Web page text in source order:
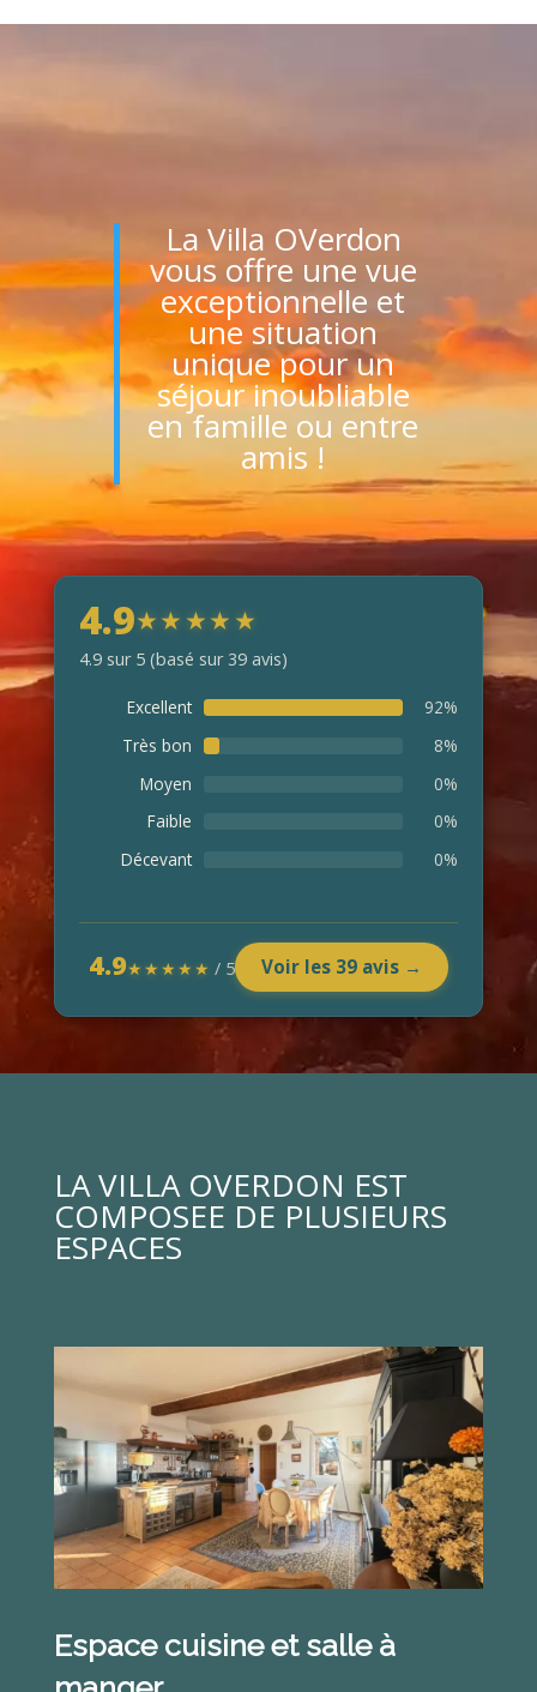
La Villa OVerdon
vous offre une vue
exceptionnelle et
une situation
unique pour un
séjour inoubliable
en famille ou entre
amis !
4.9★★★★★
4.9 sur 5 (basé sur 39 avis)
Excellent
92%
Très bon
8%
Moyen
0%
Faible
0%
Décevant
0%
4.9★★★★★ / 5 Voir les 39 avis →
LA VILLA OVERDON EST
COMPOSEE DE PLUSIEURS
ESPACES
Espace cuisine et salle à